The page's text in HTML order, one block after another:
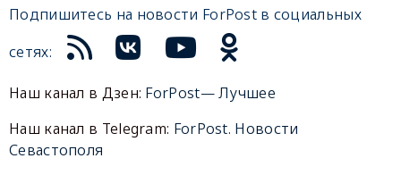
Подпишитесь на новости ForPost в социальных
сетях:
Наш канал в Дзен: ForPost— Лучшее
Наш канал в Telegram: ForPost. Новости
Севастополя